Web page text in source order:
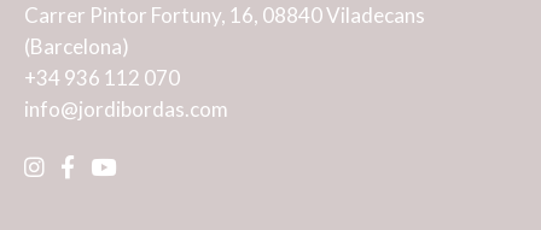
Carrer Pintor Fortuny, 16, 08840 Viladecans
(Barcelona)
+34 936 112 070
info@jordibordas.com